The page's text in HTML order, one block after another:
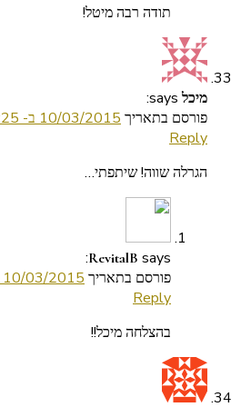
תודה רבה מיטל!
מיכל says:
פורסם בתאריך 10/03/2015 ב- 08:25
Reply
הגרלה שווה! שיתפתי…
RevitalB says:
פורסם בתאריך 10/03/2015 ב- 09:42
Reply
בהצלחה מיכל!!